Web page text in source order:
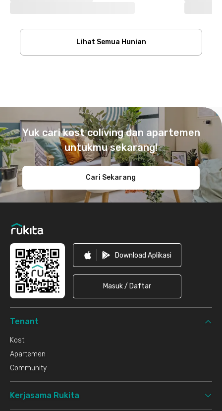
Lihat Semua Hunian
Yuk cari kost coliving dan apartemen
untukmu sekarang!
Cari Sekarang
Download Aplikasi
Masuk / Daftar
Tenant
Kost
Apartemen
Community
Kerjasama Rukita